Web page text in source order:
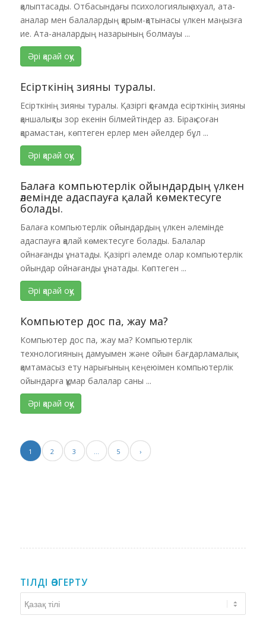
қалыптасады. Отбасындағы психологиялық ахуал, ата-
аналар мен балалардың қарым-қатынасы үлкен маңызға
ие. Ата-аналардың назарының болмауы ...
Әрі қарай оқу
Есірткінің зияны туралы.
Есірткінің зияны туралы. Қазіргі қоғамда есірткінің зияны
қаншалықты зор екенін білмейтіндер аз. Бірақ соған
қарамастан, көптеген ерлер мен әйелдер бұл ...
Әрі қарай оқу
Балаға компьютерлік ойындардың үлкен
әлемінде адаспауға қалай көмектесуге
болады.
Балаға компьютерлік ойындардың үлкен әлемінде
адаспауға қалай көмектесуге болады. Балалар
ойнағанды ұнатады. Қазіргі әлемде олар компьютерлік
ойындар ойнағанды ұнатады. Көптеген ...
Әрі қарай оқу
Компьютер дос па, жау ма?​
Компьютер дос па, жау ма?​ Компьютерлік
технологияның дамуымен және ойын бағдарламалық
қамтамасыз ету нарығының кеңеюімен компьютерлік
ойындарға құмар балалар саны ...
Әрі қарай оқу
1 2 3 … 5 ›
ТІЛДІ ӨЗГЕРТУ
өзгерту